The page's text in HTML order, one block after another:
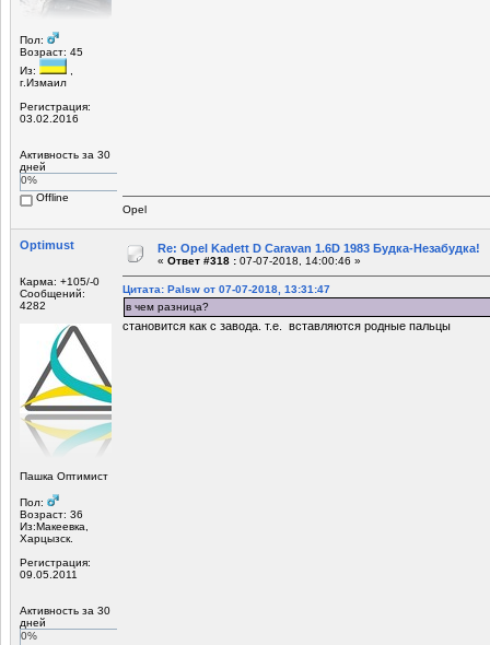
Пол:
Возраст: 45
Из:
г.Измаил
Регистрация:
03.02.2016
Активность за 30
дней
0%
Offline
Opel
Optimust
Карма: +105/-0
Сообщений:
4282
Пашка Оптимист
Пол:
Возраст: 36
Из:Макеевка,
Харцызск.
Регистрация:
09.05.2011
Активность за 30
дней
0%
Re: Opel Kadett D Caravan 1.6D 1983 Будка-Незабудка!
« Ответ #318 : 07-07-2018, 14:00:46 »
Цитата: Palsw от 07-07-2018, 13:31:47
в чем разница?
становится как с завода. т.е. вставляются родные пальцы